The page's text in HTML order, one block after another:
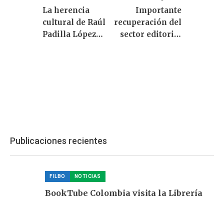
La herencia
cultural de Raúl
Padilla López
Importante
recuperación del
sector editorial
Publicaciones recientes
FILBO NOTICIAS
BookTube Colombia visita la Librería